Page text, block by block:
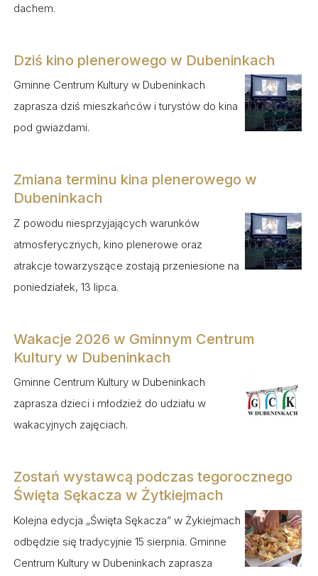
dachem.
Dziś kino plenerowego w Dubeninkach
Gminne Centrum Kultury w Dubeninkach
zaprasza dziś mieszkańców i turystów do kina
pod gwiazdami.
Zmiana terminu kina plenerowego w
Dubeninkach
Z powodu niesprzyjających warunków
atmosferycznych, kino plenerowe oraz
atrakcje towarzyszące zostają przeniesione na
poniedziałek, 13 lipca.
Wakacje 2026 w Gminnym Centrum
Kultury w Dubeninkach
Gminne Centrum Kultury w Dubeninkach
zaprasza dzieci i młodzież do udziału w
wakacyjnych zajęciach.
Zostań wystawcą podczas tegorocznego
Święta Sękacza w Żytkiejmach
Kolejna edycja „Święta Sękacza” w Żykiejmach
odbędzie się tradycyjnie 15 sierpnia. Gminne
Centrum Kultury w Dubeninkach zaprasza